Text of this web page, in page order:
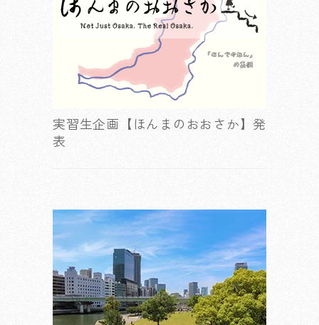
実習生企画【ほんまのおおさか】発
表